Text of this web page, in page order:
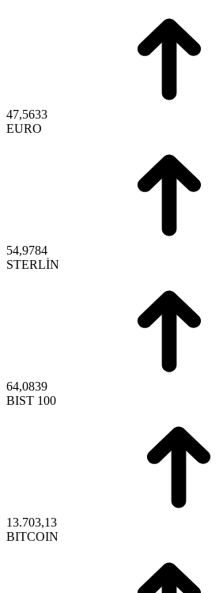
47,5633
EURO
54,9784
STERLİN
64,0839
BIST 100
13.703,13
BITCOIN